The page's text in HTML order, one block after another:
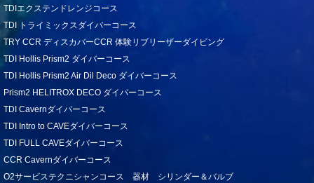
TDIエクステンドレンジコース
TDI トライミックスダイバーコース
TRY CCR ディスカバーCCR 体験リブリーザーダイビング
TDI Hollis Prism2 ダイバーコース
TDI Hollis Prism2 Air Dil Deco ダイバーコース
Prism2 HELITROX DECO ダイバーコース
TDI Cavernダイバーコース
TDI Intro to CAVEダイバーコース
TDI FULL CAVEダイバーコース
CCR Cavernダイバーコース
O2サービステクニシャンコース 器材 シリンダー＆バルブ